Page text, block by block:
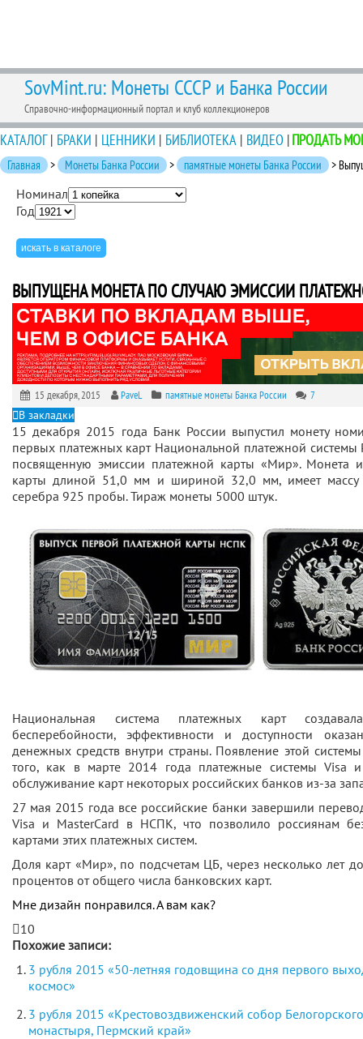
SovMint.ru: Монеты СССР и Банка России
Справочно-информационный портал и клуб коллекционеров
КАТАЛОГ| БРАКИ | ЦЕННИКИ | БИБЛИОТЕКА | ВИДЕО |ПРОДАТЬ
Главная > Монеты Банка России > памятные монеты Банка России >
Номинал
Год
ВЫПУЩЕНА МОНЕТА ПО СЛУЧАЮ ЭМИССИИ
15 декабря, 2015 PaveL памятные монеты Банка России 7
В закладки
15 декабря 2015 года Банк России выпустил монету
первых платежных карт Национальной платежной
посвященную эмиссии платежной карты «Мир». Монета
картыдлиной 51,0 мм и шириной 32,0 мм, имеет массу
серебра 925 пробы. Тираж монеты 5000 штук.
Национальная система платежных карт
бесперебойности, эффективности и доступности
денежных средств внутри страны. Появление этой
того, как в марте 2014 года платежные системы Visa и
обслуживание карт некоторых российских банков из-за
27 мая 2015 года все российские банки завершили
Visa и MasterCard в НСПК, что позволило россиянам
картами этих платежных систем.
Доля карт «Мир», по подсчетам ЦБ, через несколько лет
процентов от общего числа банковских карт.
Мне дизайн понравился. А вам как?
10
Похожие записи:
3 рубля 2015 «50-летняя годовщина со дня первого
космос»
3 рубля 2015 «Крестовоздвиженский собор
монастыря, Пермский край»